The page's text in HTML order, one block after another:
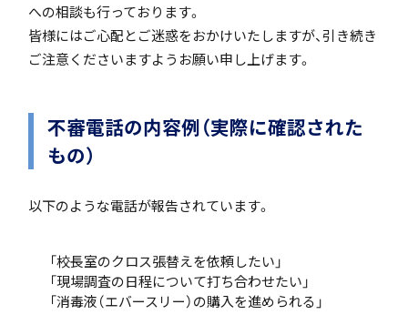
への相談も行っております。
皆様にはご心配とご迷惑をおかけいたしますが、引き続き
ご注意くださいますようお願い申し上げます。
不審電話の内容例（実際に確認された
もの）
以下のような電話が報告されています。
「校長室のクロス張替えを依頼したい」
「現場調査の日程について打ち合わせたい」
「消毒液（エバースリー）の購入を進められる」
特色
茗溪ジェネラルクラス（MG）
アカデミアクラス（AC）